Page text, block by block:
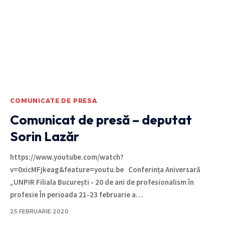
COMUNICATE DE PRESA
Comunicat de presă – deputat
Sorin Lazăr
https://www.youtube.com/watch?
v=0xicMFjkeag&feature=youtu.be Conferința Aniversară
„UNPIR Filiala București - 20 de ani de profesionalism în
profesie În perioada 21-23 februarie a…
25 FEBRUARIE 2020